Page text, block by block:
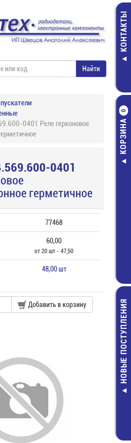
КОНТАКТЫ
КОРЗИНА
0
К10-17Б-
мкф-10% НОВЫЕ ПОСТУПЛЕНИЯ
0401 Реле герконовое
0401
герметичное
77468
60,00
от 20 шт - 47,50
48,00 шт
Добавить в корзину